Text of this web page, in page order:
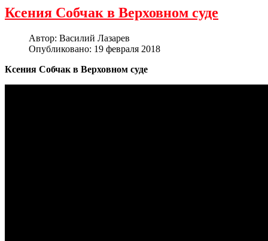
Ксения Собчак в Верховном суде
Автор: Василий Лазарев
Опубликовано: 19 февраля 2018
Ксения Собчак в Верховном суде